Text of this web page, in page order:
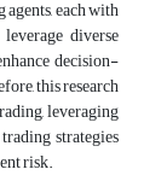
each with
diverse
decision-
this research
leveraging
strategies
risk.